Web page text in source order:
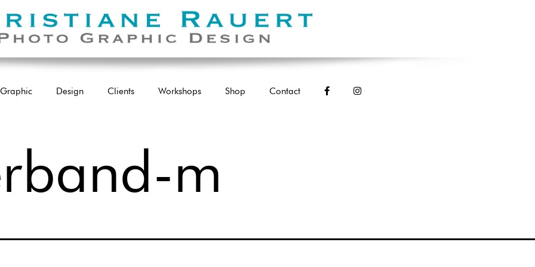
Graphic Design Clients Workshops Shop Contact
m